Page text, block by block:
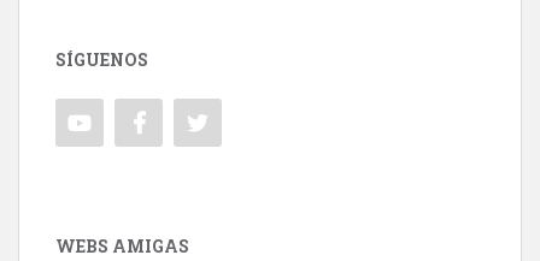
SÍGUENOS
WEBS AMIGAS